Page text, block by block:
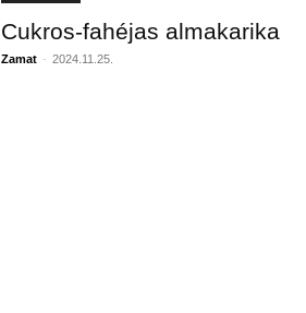
Cukros-fahéjas almakarika
Zamat - 2024.11.25.